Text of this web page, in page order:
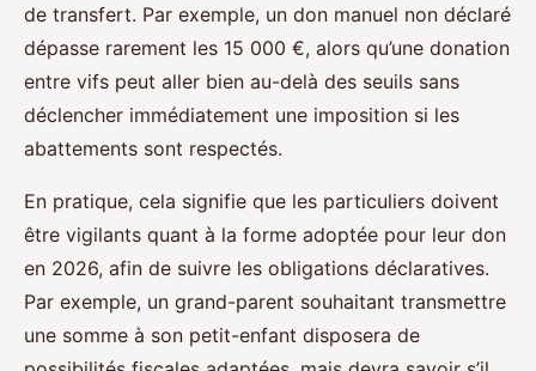
de transfert. Par exemple, un don manuel non déclaré
dépasse rarement les 15 000 €, alors qu’une donation
entre vifs peut aller bien au-delà des seuils sans
déclencher immédiatement une imposition si les
abattements sont respectés.
En pratique, cela signifie que les particuliers doivent
être vigilants quant à la forme adoptée pour leur don
en 2026, afin de suivre les obligations déclaratives.
Par exemple, un grand-parent souhaitant transmettre
une somme à son petit-enfant disposera de